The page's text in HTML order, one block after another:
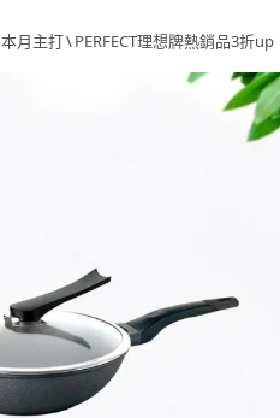
本月主打\PERFECT理想牌熱銷品3折up